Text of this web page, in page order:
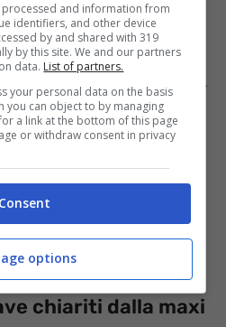
la doverosità
delle Entrate, se
ognuno di questi macro-
avutesi nel corso
in più parti, hanno
quadro normativo del
modificato l’impianto
chiariti dalla maxi
and information from
identifiers, and other device
by and shared with 319
by this site. We and our partners
data. List of partners.
your personal data on the basis
you can object to by managing
a link at the bottom of this page
or withdraw consent in privacy
Consent
options